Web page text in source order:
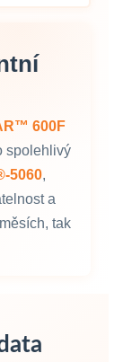
600F
spolehlivý
,
a
tak